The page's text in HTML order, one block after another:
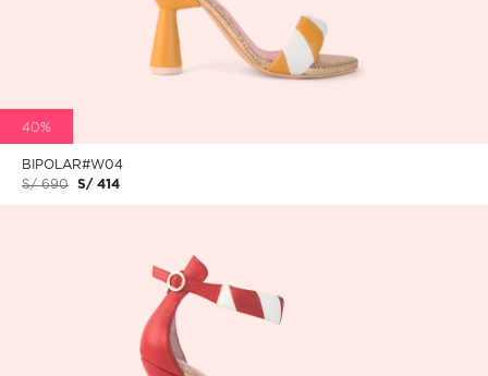
40%
BIPOLAR#W04
S/ 690
S/ 414